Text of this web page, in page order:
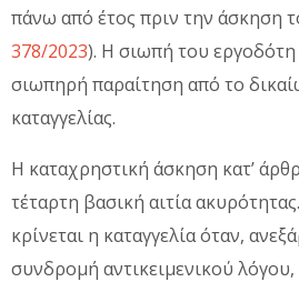
πάνω από έτος πριν την άσκηση
378/2023). Η σιωπή του
σιωπηρή παραίτηση από το
καταγγελίας.
Η καταχρηστική άσκηση κατ’
τέταρτη βασική αιτία
κρίνεται η καταγγελία όταν,
συνδρομή αντικειμενικού λόγου,